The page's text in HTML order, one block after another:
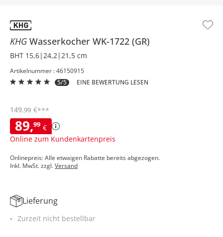
KHG Wasserkocher WK-1722 (GR)
BHT 15,6|24,2|21,5 cm
Artikelnummer : 46150915
5/5
EINE BEWERTUNG LESEN
89,99 €
Online zum Kundenkartenpreis
149,99 €***
Onlinepreis: Alle etwaigen Rabatte bereits abgezogen.
Inkl. MwSt. zzgl.Versand
Lieferung
Zurzeit nicht bestellbar